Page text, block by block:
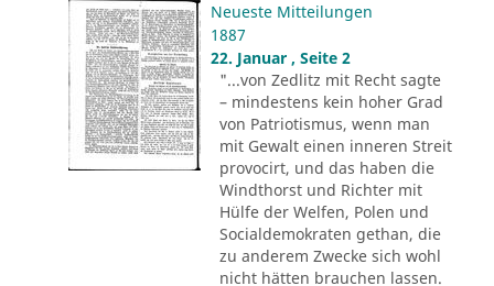
Neueste Mitteilungen
1887
22. Januar , Seite 2
"...von Zedlitz mit Recht sagte
– mindestens kein hoher Grad
von Patriotismus, wenn man
mit Gewalt einen inneren Streit
provocirt, und das haben die
Windthorst und Richter mit
Hülfe der Welfen, Polen und
Socialdemokraten gethan, die
zu anderem Zwecke sich wohl
nicht hätten brauchen lassen.